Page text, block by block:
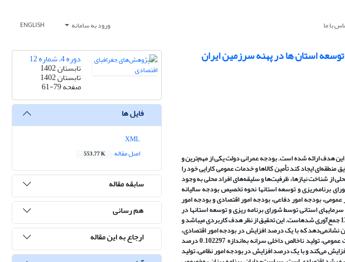
با ما ورود به سامانه ENGLISH
استان ها در پهنه سرزمین ایران
هدف ارائه شده است. بودجه عمرانی دولت یکی از مهم‌ترین و
ایجاد کند تأمین کالاها و خدمات عمومی کارایی خود را
از شناخت نیازها، ظرفیت‌ها و سلیقه‌های افراد محلی به وجود
برنامه‌ریزی و توسعه استانها نحوه تخصیص بودجه سالیانه
بودجه امور دفاعی، بودجه امور اقتصادی و بودجه امور
استانی توسط شورای برنامه ریزی و توسعه استانها در
پهنه سرزمین ایران است. داده‌های این تحقیق از طریق سایت مرکز آمار ایران برای تمام استان‌ها طی سالهای 1390-1398 جمع‌آوری شدهاست. این تحقیق از نظر هدف کاربردی میباشد و
آن نشانمی‌دهد که با یک درصد افزایش در بودجه امور اقتصادی،
تولید ناخالص داخلی سرانه بهاندازه 0.241848 درصد افزایش می‌کند. با یک درصد افزایش در بودجه امور خدمات عمومی، تولید ناخالص داخلی سرانه به‌اندازه 0.102297 درصد
افزایش در بودجه امور اجتماعی، تولید ناخالص داخلی سرانه به‌اندازه 0.09448 درصد افزایش می‌کند و با یک درصد افزایش در بودجه امور نظامی، تولید
دوره 4، شماره 12
تابستان 1402
تابستان 1402
صفحه61-79
فایل ها
اصل مقاله
553.77 K
سابقه مقاله
هم رسانی
ارجاع به این مقاله